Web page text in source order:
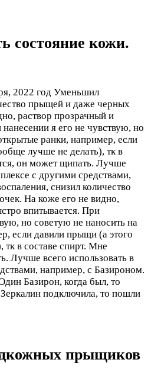
состояние кожи.
2022 год Уменьшил
прыщей и даже черных
раствор прозрачный и
я его не чувствую, но
ранки, например, если
лучше не делать), тк в
он может щипать. Лучше
с другими средствами,
снизил количество
На коже его не видно,
впитывается. При
но советую не наносить на
если давили прыщи (а этого
в составе спирт. Мне
Лучше всего использовать в
например, с Базироном.
Базирон, когда был, то
подключила, то пошли
прыщиков